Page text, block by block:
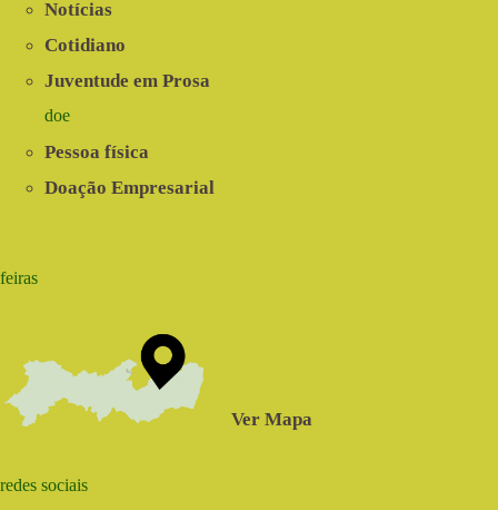
Notícias
Cotidiano
Juventude em Prosa
doe
Pessoa física
Doação Empresarial
feiras
Ver Mapa
redes sociais